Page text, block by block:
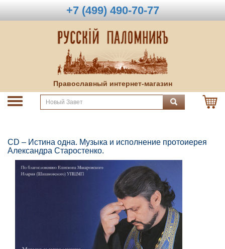
+7 (499) 490-70-77
Православный интернет-магазин
CD – Истина одна. Музыка и исполнение протоиерея
Александра Старостенко.